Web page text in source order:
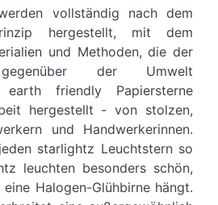
vollständig nach dem
hergestellt, mit dem
und Methoden, die der
gegenüber der Umwelt
earth friendly Papiersterne
hergestellt - von stolzen,
und Handwerkerinnen.
starlightz Leuchtstern so
leuchten besonders schön,
Halogen-Glühbirne hängt.